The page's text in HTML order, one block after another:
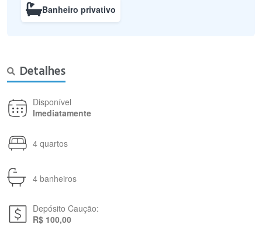
Banheiro privativo
Detalhes
Disponível
Imediatamente
4 quartos
4 banheiros
Depósito Caução:
R$ 100,00